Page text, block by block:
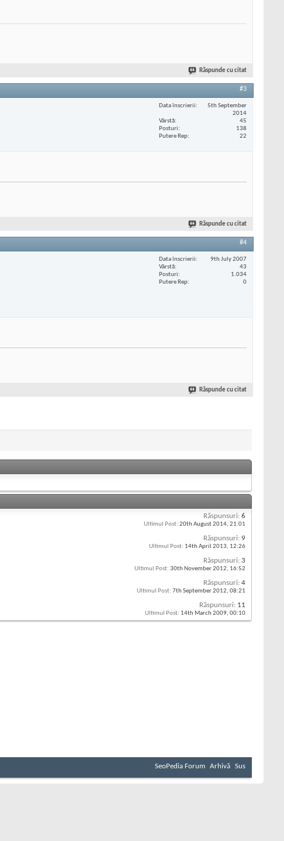
Răspunde cu citat
#3
Data înscrierii
5th September
2014
Vârstă
45
Posturi
138
Putere Rep
22
Răspunde cu citat
#4
Data înscrierii
9th July 2007
Vârstă
43
Posturi
1.034
Putere Rep
0
Răspunde cu citat
Răspunsuri: 6
Ultimul Post: 20th August 2014, 21:01
Răspunsuri: 9
Ultimul Post: 14th April 2013, 12:26
Răspunsuri: 3
Ultimul Post: 30th November 2012, 16:52
Răspunsuri: 4
Ultimul Post: 7th September 2012, 08:21
Răspunsuri: 11
Ultimul Post: 14th March 2009, 00:10
SeoPedia Forum Arhivă Sus